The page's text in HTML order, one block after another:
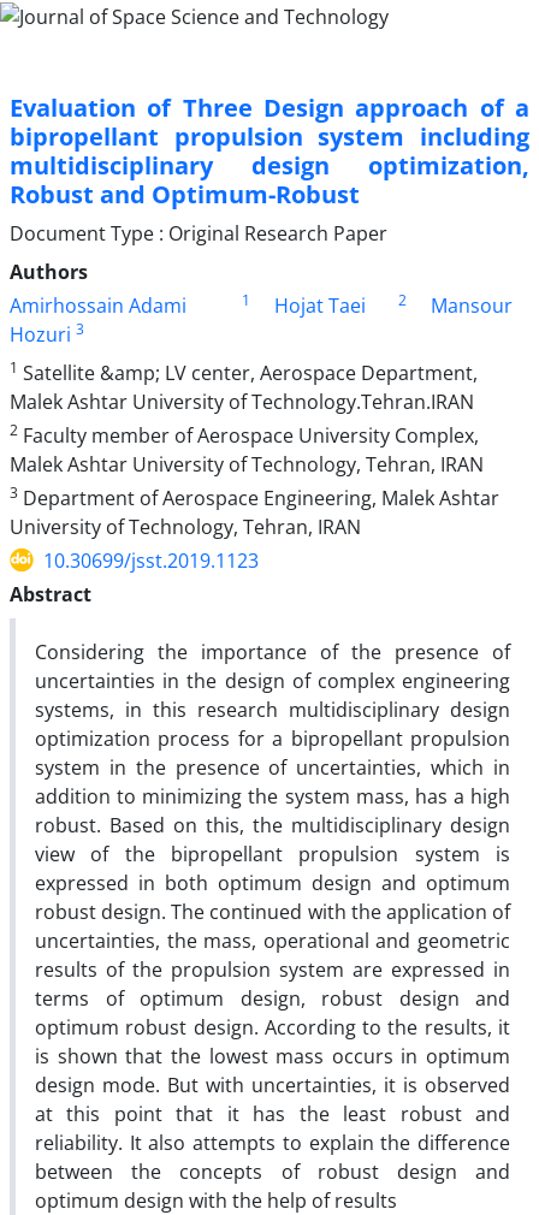
Evaluation of Three Design approach of a
bipropellant propulsion system including
multidisciplinary design optimization,
Robust and Optimum-Robust
Document Type : Original Research Paper
Authors
Amirhossain Adami
1 Hojat Taei 2
Mansour
Hozuri 3
1 Satellite &amp; LV center, Aerospace Department,
Malek Ashtar University of Technology.Tehran.IRAN
2 Faculty member of Aerospace University Complex,
Malek Ashtar University of Technology, Tehran, IRAN
3 Department of Aerospace Engineering, Malek Ashtar
University of Technology, Tehran, IRAN
10.30699/jsst.2019.1123
Abstract
Considering the importance of the presence of
uncertainties in the design of complex engineering
systems, in this research multidisciplinary design
optimization process for a bipropellant propulsion
system in the presence of uncertainties, which in
addition to minimizing the system mass, has a high
robust. Based on this, the multidisciplinary design
view of the bipropellant propulsion system is
expressed in both optimum design and optimum
robust design. The continued with the application of
uncertainties, the mass, operational and geometric
results of the propulsion system are expressed in
terms of optimum design, robust design and
optimum robust design. According to the results, it
is shown that the lowest mass occurs in optimum
design mode. But with uncertainties, it is observed
at this point that it has the least robust and
reliability. It also attempts to explain the difference
between the concepts of robust design and
optimum design with the help of results